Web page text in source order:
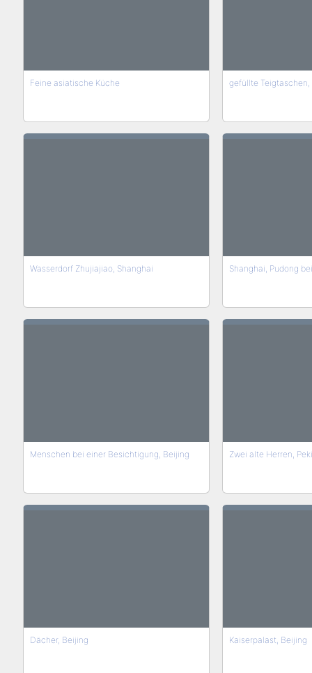
Feine asiatische Küche gefüllte Teigtaschen,
Wasserdorf Zhujiajiao, Shanghai Shanghai, Pudong
Menschen bei einer Besichtigung, Beijing Zwei alte Herren,
Dächer, Beijing Kaiserpalast, Beijing